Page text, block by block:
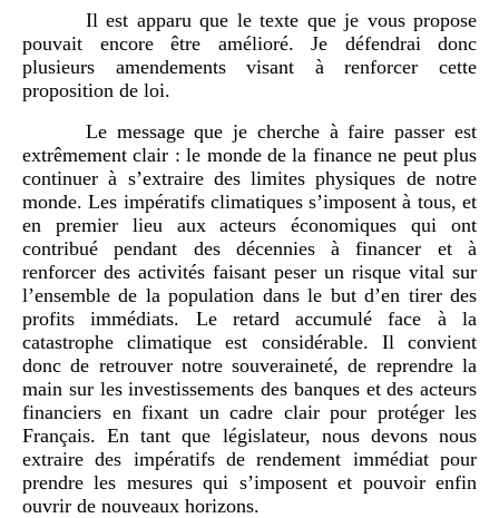
Il est apparu que le texte que je vous propose
pouvait encore être amélioré. Je défendrai donc
plusieurs amendements visant à renforcer cette
proposition de loi.
Le message que je cherche à faire passer est
extrêmement clair : le monde de la finance ne peut plus
continuer à s’extraire des limites physiques de notre
monde. Les impératifs climatiques s’imposent à tous, et
en premier lieu aux acteurs économiques qui ont
contribué pendant des décennies à financer et à
renforcer des activités faisant peser un risque vital sur
l’ensemble de la population dans le but d’en tirer des
profits immédiats. Le retard accumulé face à la
catastrophe climatique est considérable. Il convient
donc de retrouver notre souveraineté, de reprendre la
main sur les investissements des banques et des acteurs
financiers en fixant un cadre clair pour protéger les
Français. En tant que législateur, nous devons nous
extraire des impératifs de rendement immédiat pour
prendre les mesures qui s’imposent et pouvoir enfin
ouvrir de nouveaux horizons.